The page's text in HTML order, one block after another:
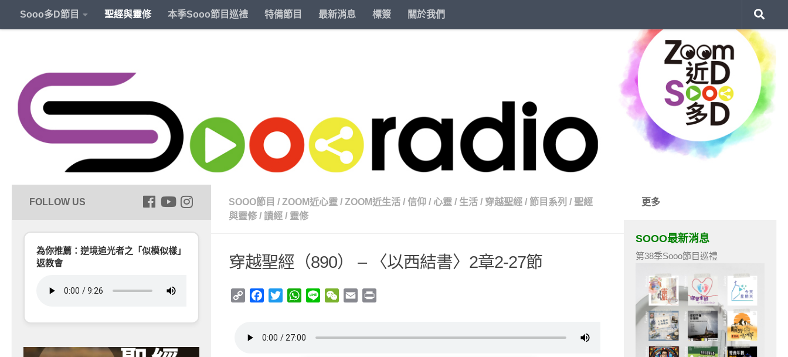
Sooo多D節目 聖經與靈修 本季Sooo節目巡禮 特備節目 最新消息 標簽 關於我們
SOOO節目 / ZOOM近心靈 / ZOOM近生活 / 信仰 / 心靈 / 生活 / 穿越聖經 / 節目系列 / 聖經
與靈修 / 讀經 / 靈修
穿越聖經（890） – 〈以西結書〉2章2-27節
Copy
Facebook
TwitterWhatsApp
Line WeChat
Email
為你推薦：逆境追光者之「似模似樣」
返教會
更多
SOOO最新消息
第38季Sooo節目巡禮